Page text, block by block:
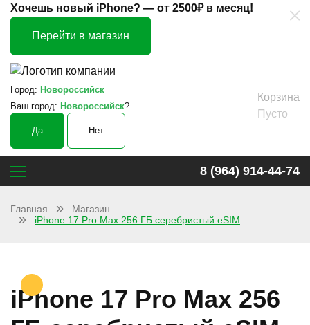
Хочешь новый iPhone? — от 2500₽ в месяц!
Перейти в магазин
Город: Новороссийск
Ваш город: Новороссийск?
Да Нет
Корзина
Пусто
8 (964) 914-44-74
Главная
Магазин
iPhone 17 Pro Max 256 ГБ серебристый eSIM
iPhone 17 Pro Max 256
×